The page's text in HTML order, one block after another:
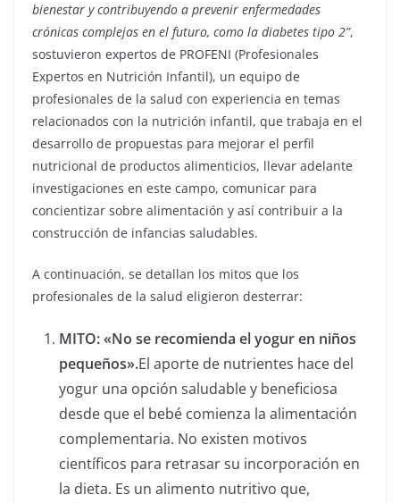
bienestar y contribuyendo a prevenir enfermedades
crónicas complejas en el futuro, como la diabetes tipo 2”,
sostuvieron expertos de PROFENI (Profesionales
Expertos en Nutrición Infantil), un equipo de
profesionales de la salud con experiencia en temas
relacionados con la nutrición infantil, que trabaja en el
desarrollo de propuestas para mejorar el perfil
nutricional de productos alimenticios, llevar adelante
investigaciones en este campo, comunicar para
concientizar sobre alimentación y así contribuir a la
construcción de infancias saludables.
A continuación, se detallan los mitos que los
profesionales de la salud eligieron desterrar:
MITO: «No se recomienda el yogur en niños
pequeños».El aporte de nutrientes hace del
yogur una opción saludable y beneficiosa
desde que el bebé comienza la alimentación
complementaria. No existen motivos
científicos para retrasar su incorporación en
la dieta. Es un alimento nutritivo que,